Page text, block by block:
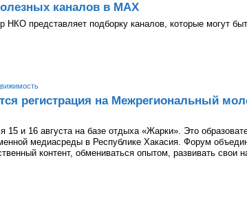
каналов в МАХ
НКО представляет подборку каналов, которые могут
регистрация на Межрегиональный
15 и 16 августа на базе отдыха «Жарки». Это
медиасреды в Республике Хакасия. Форум
контент, обмениваться опытом, развивать свои